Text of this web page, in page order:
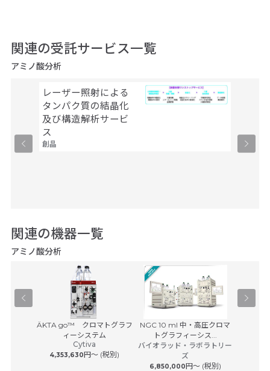
関連の受託サービス一覧
アミノ酸分析
レーザー照射による
タンパク質の結晶化
及び構造解析サービ
ス
創晶
ス
創晶
関連の機器一覧
アミノ酸分析
ÄKTA go™ クロマトグラフ
ィーシステム
Cytiva
4,353,630円〜 (税別)
NGC 10 ml 中・高圧クロマ
トグラフィーシス...
バイオラッド・ラボラトリー
ズ
6,850,000円〜 (税別)